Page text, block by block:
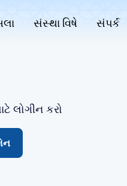
સંસ્થા વિષે સંપર્ક
લોગીન કરો